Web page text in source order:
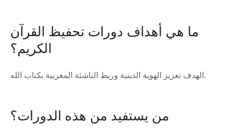
ما هي أهداف دورات تحفيظ القرآن
الكريم؟
الهدف تعزيز الهوية الدينية وربط الناشئة المغربية بكتاب الله.
من يستفيد من هذه الدورات؟